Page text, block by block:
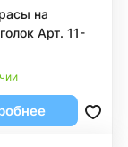
на
Арт. 11-